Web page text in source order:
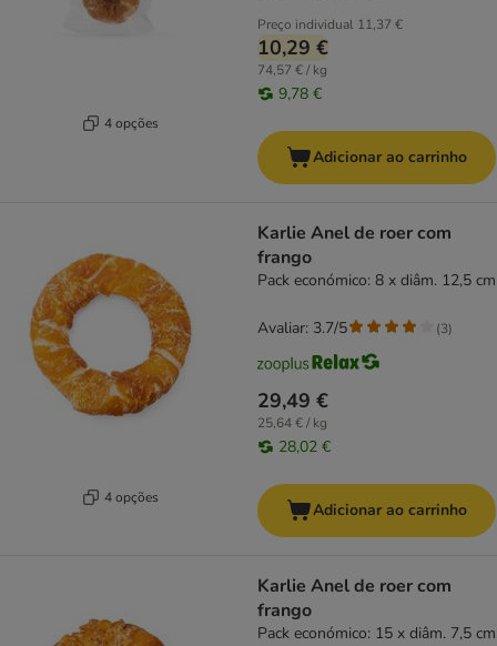
4 opções
Preço individual 11,37 €
10,29 €
74,57 € / kg
9,78 €
Adicionar ao carrinho
4 opções
Karlie Anel de roer com
frango
Pack económico: 8 x diâm. 12,5 cm
29,49 €
25,64 € / kg
28,02 €
Avaliar: 3.7/5 (3)
Adicionar ao carrinho
Karlie Anel de roer com
frango
Pack económico: 15 x diâm. 7,5 cm